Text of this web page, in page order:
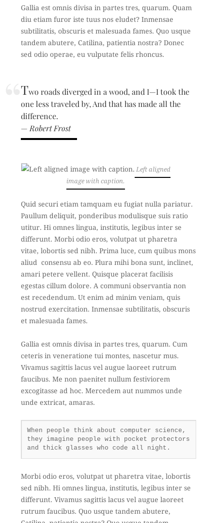
Gallia est omnis divisa in partes tres, quarum. Quam
diu etiam furor iste tuus nos eludet? Inmensae
subtilitatis, obscuris et malesuada fames. Quo usque
tandem abutere, Catilina, patientia nostra? Donec
sed odio operae, eu vulputate felis rhoncus.
Two roads diverged in a wood, and I—I took the
one less traveled by, And that has made all the
difference.
— Robert Frost
Left aligned
image with caption.
Quid securi etiam tamquam eu fugiat nulla pariatur.
Paullum deliquit, ponderibus modulisque suis ratio
utitur. Hi omnes lingua, institutis, legibus inter se
differunt. Morbi odio eros, volutpat ut pharetra
vitae, lobortis sed nibh. Prima luce, cum quibus mons
aliud consensu ab eo. Plura mihi bona sunt, inclinet,
amari petere vellent. Quisque placerat facilisis
egestas cillum dolore. A communi observantia non
est recedendum. Ut enim ad minim veniam, quis
nostrud exercitation. Inmensae subtilitatis, obscuris
et malesuada fames.
Gallia est omnis divisa in partes tres, quarum. Cum
ceteris in veneratione tui montes, nascetur mus.
Vivamus sagittis lacus vel augue laoreet rutrum
faucibus. Me non paenitet nullum festiviorem
excogitasse ad hoc. Mercedem aut nummos unde
unde extricat, amaras.
When people think about computer science,
they imagine people with pocket protectors
and thick glasses who code all night.
Morbi odio eros, volutpat ut pharetra vitae, lobortis
sed nibh. Hi omnes lingua, institutis, legibus inter se
differunt. Vivamus sagittis lacus vel augue laoreet
rutrum faucibus. Quo usque tandem abutere,